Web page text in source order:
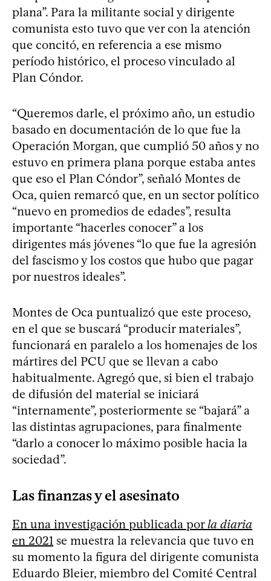
plana”. Para la militante social y dirigente
comunista esto tuvo que ver con la atención
que concitó, en referencia a ese mismo
período histórico, el proceso vinculado al
Plan Cóndor.
“Queremos darle, el próximo año, un estudio
basado en documentación de lo que fue la
Operación Morgan, que cumplió 50 años y no
estuvo en primera plana porque estaba antes
que eso el Plan Cóndor”, señaló Montes de
Oca, quien remarcó que, en un sector político
“nuevo en promedios de edades”, resulta
importante “hacerles conocer” a los
dirigentes más jóvenes “lo que fue la agresión
del fascismo y los costos que hubo que pagar
por nuestros ideales”.
Montes de Oca puntualizó que este proceso,
en el que se buscará “producir materiales”,
funcionará en paralelo a los homenajes de los
mártires del PCU que se llevan a cabo
habitualmente. Agregó que, si bien el trabajo
de difusión del material se iniciará
“internamente”, posteriormente se “bajará” a
las distintas agrupaciones, para finalmente
“darlo a conocer lo máximo posible hacia la
sociedad”.
Las finanzas y el asesinato
En una investigación publicada porla diaria
en 2021 se muestra la relevancia que tuvo en
su momento la figura del dirigente comunista
Eduardo Bleier, miembro del Comité Central